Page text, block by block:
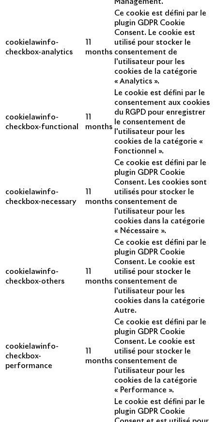
Management.
cookielawinfo-
checkbox-analytics
months
Ce cookie est défini par le
plugin GDPR Cookie
Consent. Le cookie est
utilisé pour stocker le
consentement de
l'utilisateur pour les
cookies de la catégorie
« Analytics ».
cookielawinfo-
checkbox-functional
months
Le cookie est défini par le
consentement aux cookies
du RGPD pour enregistrer
le consentement de
l'utilisateur pour les
cookies de la catégorie «
Fonctionnel ».
cookielawinfo-
checkbox-necessary
months
Ce cookie est défini par le
plugin GDPR Cookie
Consent. Les cookies sont
utilisés pour stocker le
consentement de
l'utilisateur pour les
cookies dans la catégorie
« Nécessaire ».
cookielawinfo-
checkbox-others
months
Ce cookie est défini par le
plugin GDPR Cookie
Consent. Le cookie est
utilisé pour stocker le
consentement de
l'utilisateur pour les
cookies dans la catégorie
Autre.
cookielawinfo-
checkbox-
performance
months
Ce cookie est défini par le
plugin GDPR Cookie
Consent. Le cookie est
utilisé pour stocker le
consentement de
l'utilisateur pour les
cookies de la catégorie
« Performance ».
Le cookie est défini par le
plugin GDPR Cookie